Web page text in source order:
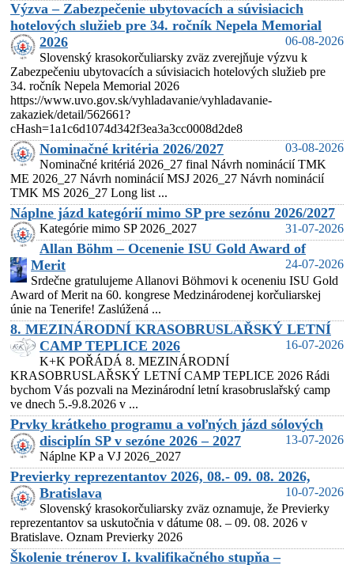
Výzva – Zabezpečenie ubytovacích a súvisiacich
hotelových služieb pre 34. ročník Nepela Memorial
2026
06-08-2026
Slovenský krasokorčuliarsky zväz zverejňuje výzvu k
Zabezpečeniu ubytovacích a súvisiacich hotelových služieb pre
34. ročník Nepela Memorial 2026
https://www.uvo.gov.sk/vyhladavanie/vyhladavanie-
zakaziek/detail/562661?
cHash=1a1c6d1074d342f3ea3a3cc0008d2de8
Nominačné kritéria 2026/2027
03-08-2026
Nominačné kritériá 2026_27 final Návrh nominácií TMK
ME 2026_27 Návrh nominácií MSJ 2026_27 Návrh nominácií
TMK MS 2026_27 Long list ...
Náplne jázd kategórií mimo SP pre sezónu 2026/2027
31-07-2026
Kategórie mimo SP 2026_2027
Allan Böhm – Ocenenie ISU Gold Award of
Merit
24-07-2026
Srdečne gratulujeme Allanovi Böhmovi k oceneniu ISU Gold
Award of Merit na 60. kongrese Medzinárodenej korčuliarskej
únie na Tenerife! Zaslúžená ...
8. MEZINÁRODNÍ KRASOBRUSLAŘSKÝ LETNÍ
CAMP TEPLICE 2026
16-07-2026
K+K POŘÁDÁ 8. MEZINÁRODNÍ
KRASOBRUSLAŘSKÝ LETNÍ CAMP TEPLICE 2026 Rádi
bychom Vás pozvali na Mezinárodní letní krasobruslařský camp
ve dnech 5.-9.8.2026 v ...
Prvky krátkeho programu a voľných jázd sólových
disciplín SP v sezóne 2026 – 2027
13-07-2026
Náplne KP a VJ 2026_2027
Previerky reprezentantov 2026, 08.- 09. 08. 2026,
Bratislava
10-07-2026
Slovenský krasokorčuliarsky zväz oznamuje, že Previerky
reprezentantov sa uskutočnia v dátume 08. – 09. 08. 2026 v
Bratislave. Oznam Previerky 2026
Školenie trénerov I. kvalifikačného stupňa –